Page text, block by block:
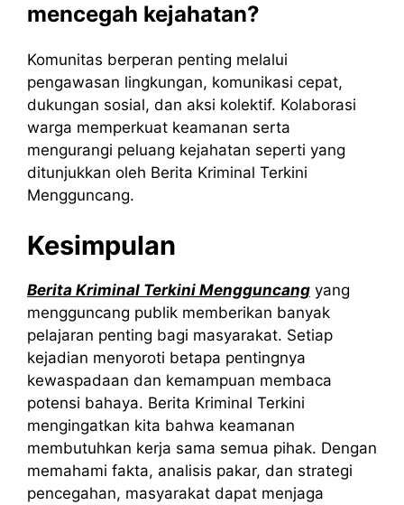
mencegah kejahatan?
Komunitas berperan penting melalui
pengawasan lingkungan, komunikasi cepat,
dukungan sosial, dan aksi kolektif. Kolaborasi
warga memperkuat keamanan serta
mengurangi peluang kejahatan seperti yang
ditunjukkan oleh Berita Kriminal Terkini
Mengguncang.
Kesimpulan
Berita Kriminal Terkini Mengguncang yang
mengguncang publik memberikan banyak
pelajaran penting bagi masyarakat. Setiap
kejadian menyoroti betapa pentingnya
kewaspadaan dan kemampuan membaca
potensi bahaya. Berita Kriminal Terkini
mengingatkan kita bahwa keamanan
membutuhkan kerja sama semua pihak. Dengan
memahami fakta, analisis pakar, dan strategi
pencegahan, masyarakat dapat menjaga